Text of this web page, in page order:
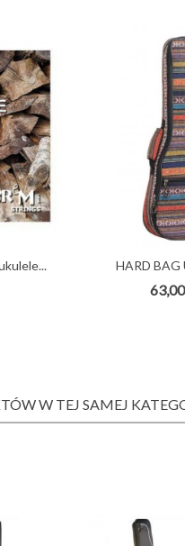
HARD BAG
63,00
W TEJ SAMEJ